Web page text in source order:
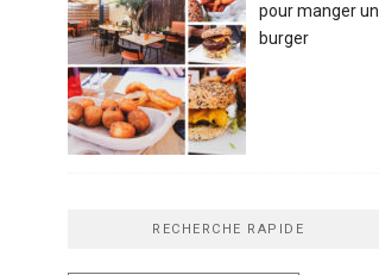
pour manger un
burger
RECHERCHE RAPIDE